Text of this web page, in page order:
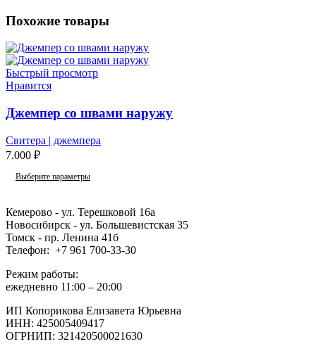
Похожие товары
Быстрый просмотр
Нравится
Джемпер со швами наружу
Свитера | джемпера
7.000 ₽
Выберите параметры
Кемерово - ул. Терешковой 16а
Новосибирск - ул. Большевистская 35
Томск - пр. Ленина 41б
Телефон: +7 961 700-33-30
Режим работы:
ежедневно 11:00 – 20:00
ИП Копорикова Елизавета Юрьевна
ИНН: 425005409417
ОГРНИП: 321420500021630